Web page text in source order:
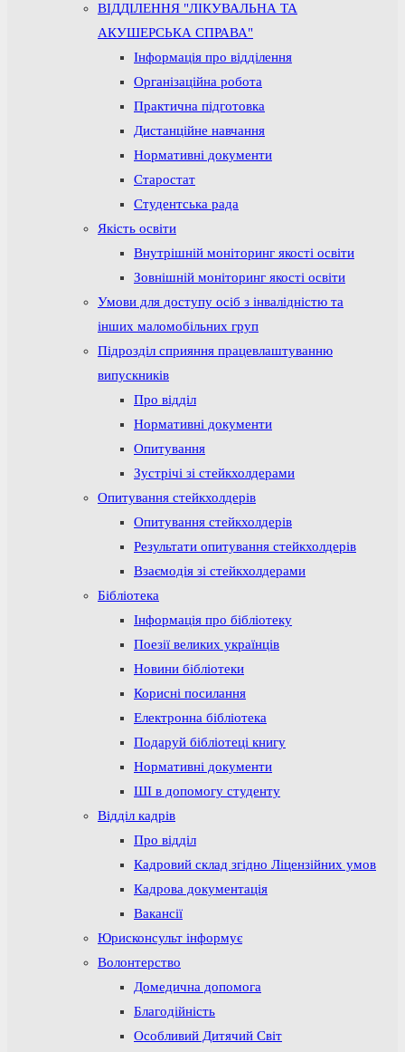
ВІДДІЛЕННЯ "ЛІКУВАЛЬНА ТА
АКУШЕРСЬКА СПРАВА"
Інформація про відділення
Організаційна робота
Практична підготовка
Дистанційне навчання
Нормативні документи
Старостат
Студентська рада
Якість освіти
Внутрішній моніторинг якості освіти
Зовнішній моніторинг якості освіти
Умови для доступу осіб з інвалідністю та
інших маломобільних груп
Підрозділ сприяння працевлаштуванню
випускників
Про відділ
Нормативні документи
Опитування
Зустрічі зі стейкхолдерами
Опитування стейкхолдерів
Опитування стейкхолдерів
Результати опитування стейкхолдерів
Взаємодія зі стейкхолдерами
Бібліотека
Інформація про бібліотеку
Поезії великих українців
Новини бібліотеки
Корисні посилання
Електронна бібліотека
Подаруй бібліотеці книгу
Нормативні документи
ШІ в допомогу студенту
Відділ кадрів
Про відділ
Кадровий склад згідно Ліцензійних умов
Кадрова документація
Вакансії
Юрисконсульт інформує
Волонтерство
Домедична допомога
Благодійність
Особливий Дитячий Світ